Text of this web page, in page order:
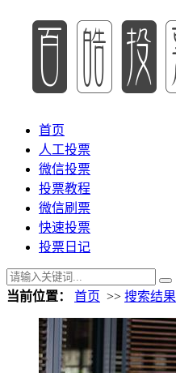
首页
人工投票
微信投票
投票教程
微信刷票
快速投票
投票日记
当前位置： 首页 >> 搜索结果